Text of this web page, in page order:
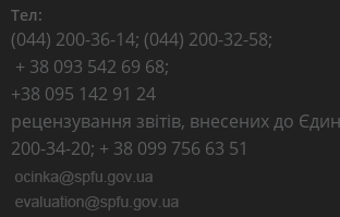
Тел:
(044) 200-36-14; (044) 200-32-58;
+ 38 093 542 69 68;
+38 095 142 91 24
рецензування звітів, внесених до
200-34-20; + 38 099 756 63 51